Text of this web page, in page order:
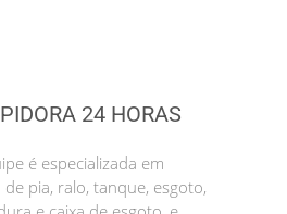
24 HORAS
é especializada em
pia, ralo, tanque, esgoto,